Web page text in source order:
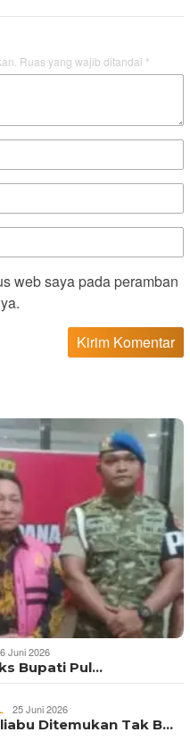
Ruas yang wajib ditandai *
web saya pada peramban
Juni 2026
Bupati Pul…
25 Juni 2026
Ditemukan Tak B…